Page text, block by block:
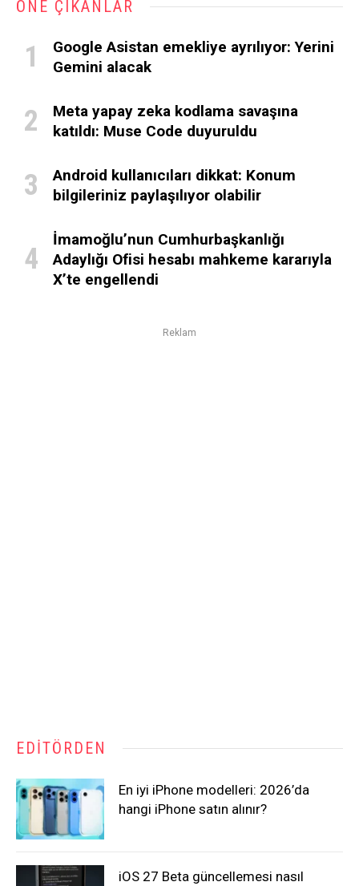
ÖNE ÇIKANLAR
Google Asistan emekliye ayrılıyor: Yerini
Gemini alacak
Meta yapay zeka kodlama savaşına
katıldı: Muse Code duyuruldu
Android kullanıcıları dikkat: Konum
bilgileriniz paylaşılıyor olabilir
İmamoğlu’nun Cumhurbaşkanlığı
Adaylığı Ofisi hesabı mahkeme kararıyla
X’te engellendi
Reklam
EDITÖRDEN
En iyi iPhone modelleri: 2026’da
hangi iPhone satın alınır?
iOS 27 Beta güncellemesi nasıl